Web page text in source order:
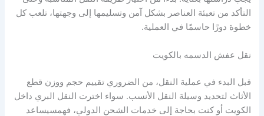
التأكد من تعبئة العناصر بشكل آمن وتسليمها إلى وجهتها، تلعب كل
خطوة دورًا حاسمًا في العملية.
نقل عفش الدسمه بالكويت
قبل البدء في عملية النقل، من الضروري تقييم حجم ووزن قطع
الأثاث لتحديد وسيلة النقل الأنسب. سواء اخترت النقل البري داخل
الكويت أو كنت بحاجة إلى خدمات الشحن الدولي، فهمسيساعد